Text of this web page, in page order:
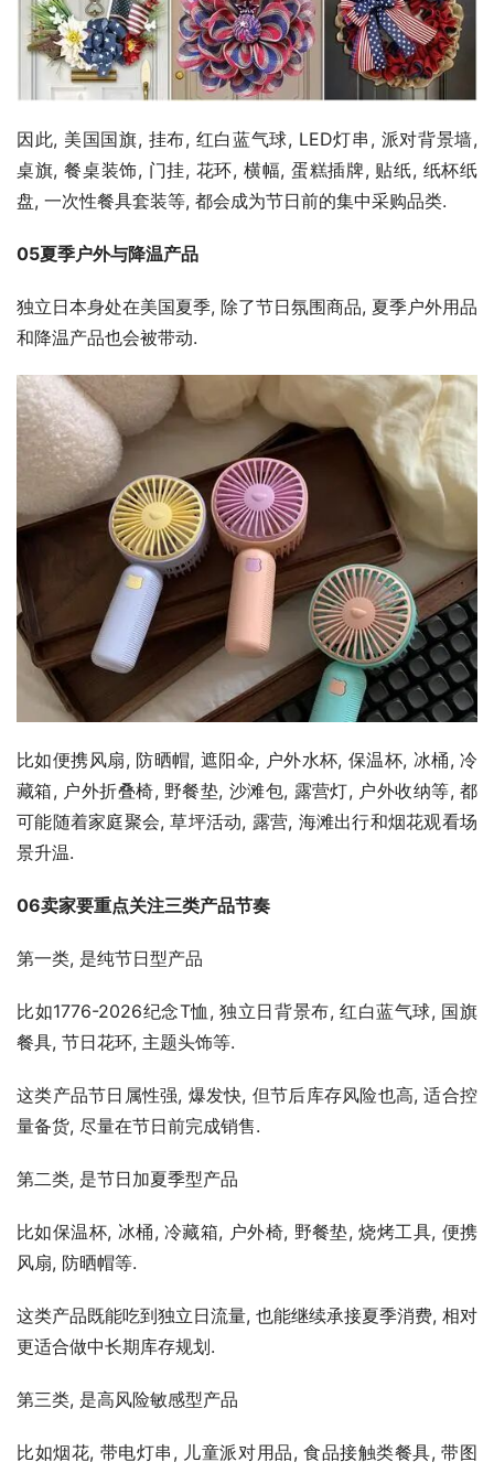
因此, 美国国旗, 挂布, 红白蓝气球, LED灯串, 派对背景墙,
桌旗, 餐桌装饰, 门挂, 花环, 横幅, 蛋糕插牌, 贴纸, 纸杯纸
盘, 一次性餐具套装等, 都会成为节日前的集中采购品类.
05夏季户外与降温产品
独立日本身处在美国夏季, 除了节日氛围商品, 夏季户外用品
和降温产品也会被带动.
比如便携风扇, 防晒帽, 遮阳伞, 户外水杯, 保温杯, 冰桶, 冷
藏箱, 户外折叠椅, 野餐垫, 沙滩包, 露营灯, 户外收纳等, 都
可能随着家庭聚会, 草坪活动, 露营, 海滩出行和烟花观看场
景升温.
06卖家要重点关注三类产品节奏
第一类, 是纯节日型产品
比如1776-2026纪念T恤, 独立日背景布, 红白蓝气球, 国旗
餐具, 节日花环, 主题头饰等.
这类产品节日属性强, 爆发快, 但节后库存风险也高, 适合控
量备货, 尽量在节日前完成销售.
第二类, 是节日加夏季型产品
比如保温杯, 冰桶, 冷藏箱, 户外椅, 野餐垫, 烧烤工具, 便携
风扇, 防晒帽等.
这类产品既能吃到独立日流量, 也能继续承接夏季消费, 相对
更适合做中长期库存规划.
第三类, 是高风险敏感型产品
比如烟花, 带电灯串, 儿童派对用品, 食品接触类餐具, 带图